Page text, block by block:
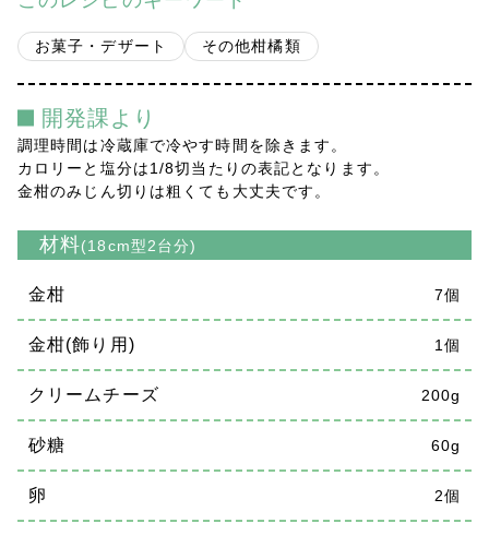
プライバシーポリシー
お菓子・デザート その他柑橘類
開発課より
調理時間は冷蔵庫で冷やす時間を除きます。
カロリーと塩分は1/8切当たりの表記となります。
金柑のみじん切りは粗くても大丈夫です。
材料(18cm型2台分)
金柑 7個
金柑(飾り用) 1個
クリームチーズ 200g
砂糖 60g
卵 2個